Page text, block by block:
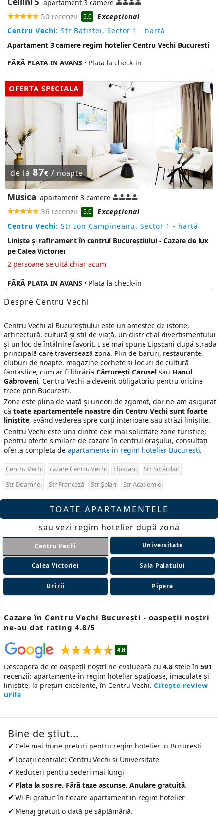
apartament 3 camere
50 recenzii 5.0
Excepţional
Centru Vechi: Str Batistei, Sector 1 - hartă
Apartament 3 camere regim hotelier Centru Vechi Bucuresti
FĂRĂ PLATA IN AVANS • Plata la check-in
OFERTA SPECIALA
de la 87€ / noapte
Musica apartament 3 camere
36 recenzii 5.0
Excepţional
Centru Vechi: Str Ion Campineanu, Sector 1 - hartă
Liniște și rafinament în centrul Bucureștiului - Cazare de lux
pe Calea Victoriei
2 persoane se uită chiar acum
FĂRĂ PLATA IN AVANS • Plata la check-in
Despre Centru Vechi
Centru Vechi al Bucureștiului este un amestec de istorie,
arhitectură, cultură și stil de viață, un district al divertismentului
și un loc de întâlnire favorit. I se mai spune Lipscani după strada
principală care traversează zona. Plin de baruri, restaurante,
cluburi de noapte, magazine cochete și locuri de cultură
fantastice, cum ar fi librăria Cărturești Carusel sau Hanul
Gabroveni, Centru Vechi a devenit obligatoriu pentru oricine
trece prin București.
Zone este plina de viață și uneori de zgomot, dar ne-am asigurat
că toate apartamentele noastre din Centru Vechi sunt foarte
liniștite, având vederea spre curți interioare sau străzi liniștite.
Centru Vechi este una dintre cele mai solicitate zone turistice;
pentru oferte similare de cazare în centrul orașului, consultați
oferta completa de apartamente in regim hotelier Bucuresti.
Centru Vechi cazare Centru Vechi Lipscani
Str Smârdan
Str Doamnei
Str Franceză Str Șelari Str Academiei
TOATE APARTAMENTELE
sau vezi regim hotelier după zonă
Centru Vechi Universitate
Calea Victoriei Sala Palatului
Unirii Pipera
Cazare în Centru Vechi București - oaspeții noștri
ne-au dat rating 4.8/5
Descoperă de ce oaspeții noștri ne evaluează cu 4.8 stele în 591
recenzii: apartamente în regim hotelier spațioase, imaculate și
liniștite, la prețuri excelente, în Centru Vechi. Citește review-
urile
Bine de ştiut...
✔ Cele mai bune preturi pentru regim hotelier in Bucuresti
✔ Locații centrale: Centru Vechi si Universitate
✔ Reduceri pentru sederi mai lungi
✔ Plata la sosire. Fără taxe ascunse. Anulare gratuită.
✔Wi-Fi gratuit în fiecare apartament in regim hotelier
✔ Menaj gratuit o dată pe săptămână.